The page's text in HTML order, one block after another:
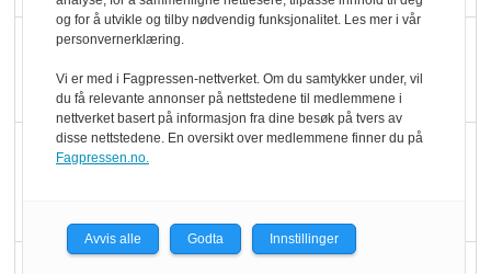
Potetball, kylling og 98
oktan
serveringstilbud
og for å utvikle og tilby nødvendig funksjonalitet. Les mer i vår
personvernerklæring.
Vi er med i Fagpressen-nettverket. Om du samtykker under, vil
du få relevante annonser på nettstedene til medlemmene i
nettverket basert på informasjon fra dine besøk på tvers av
disse nettstedene. En oversikt over medlemmene finner du på
Fagpressen.no.
Avvis alle Godta Innstillinger